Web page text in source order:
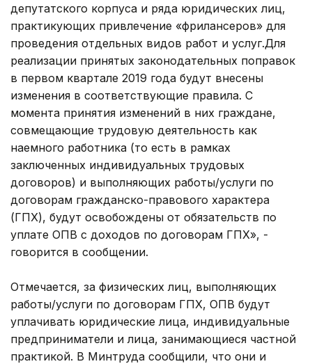
депутатского корпуса и ряда юридических лиц,
практикующих привлечение «фрилансеров» для
проведения отдельных видов работ и услуг.Для
реализации принятых законодательных поправок
в первом квартале 2019 года будут внесены
изменения в соответствующие правила. С
момента принятия изменений в них граждане,
совмещающие трудовую деятельность как
наемного работника (то есть в рамках
заключенных индивидуальных трудовых
договоров) и выполняющих работы/услуги по
договорам гражданско-правового характера
(ГПХ), будут освобождены от обязательств по
уплате ОПВ с доходов по договорам ГПХ», -
говорится в сообщении.
Отмечается, за физических лиц, выполняющих
работы/услуги по договорам ГПХ, ОПВ будут
уплачивать юридические лица, индивидуальные
предприниматели и лица, занимающиеся частной
практикой. В Минтруда сообщили, что они и